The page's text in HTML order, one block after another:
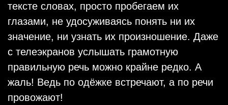
тексте словах, просто пробегаем их
глазами, не удосуживаясь понять ни их
значение, ни узнать их произношение. Даже
с телеэкранов услышать грамотную
правильную речь можно крайне редко. А
жаль! Ведь по одёжке встречают, а по речи
провожают!